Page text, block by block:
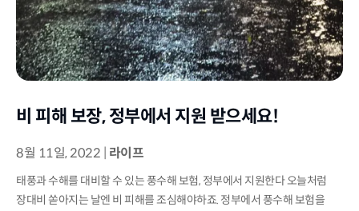
비 피해 보장, 정부에서 지원 받으세요!
8월 11일, 2022 라이프
태풍과 수해를 대비할 수 있는 풍수해 보험, 정부에서 지원한다 오늘처럼
장대비 쏟아지는 날엔 비 피해를 조심해야하죠. 정부에서 풍수해 보험을